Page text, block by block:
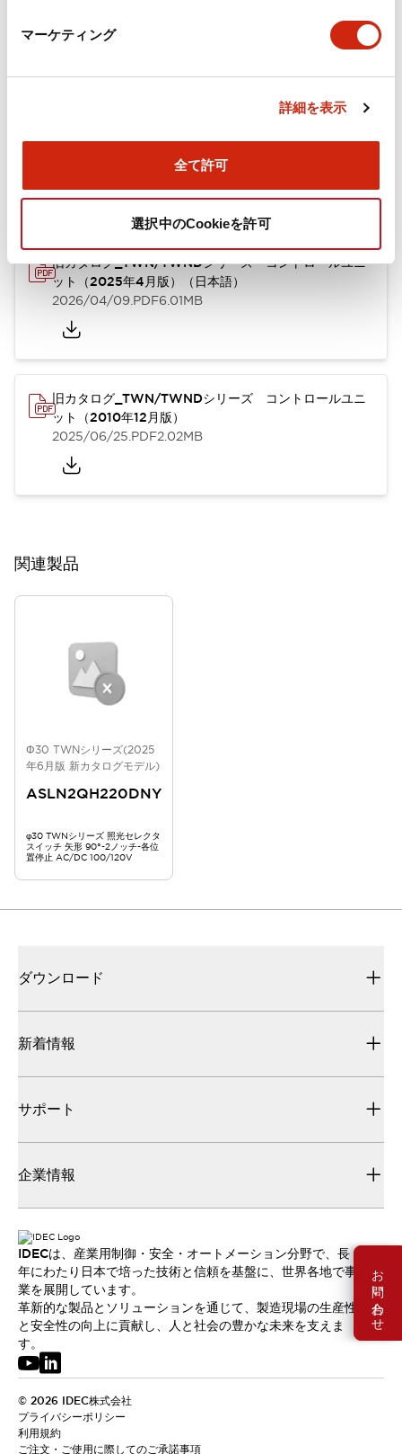
マーケティング
詳細を表示
全て許可
選択中のCookieを許可
お問い合わせ
カタログ CAD 規格・認証 技術文書
旧カタログ_TWN/TWNDシリーズ コントロールユニ
ット（2025年4月版）（日本語）
2026/04/09.PDF6.01MB
旧カタログ_TWN/TWNDシリーズ コントロールユニ
ット（2010年12月版）
2025/06/25.PDF2.02MB
関連製品
Φ30 TWNシリーズ(2025
年6月版 新カタログモデル)
ASLN2QH220DNY
φ30 TWNシリーズ 照光セレクタ
スイッチ 矢形 90°-2ノッチ-各位
置停止 AC/DC 100/120V
ダウンロード
新着情報
サポート
企業情報
IDECは、産業用制御・安全・オートメーション分野で、長
年にわたり日本で培った技術と信頼を基盤に、世界各地で事
業を展開しています。
革新的な製品とソリューションを通じて、製造現場の生産性
と安全性の向上に貢献し、人と社会の豊かな未来を支えま
す。
© 2026 IDEC株式会社
プライバシーポリシー
利用規約
ご注文・ご使用に際してのご承諾事項